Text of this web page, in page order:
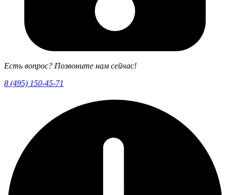
Есть вопрос? Позвоните нам сейчас!
8 (495) 150-45-71